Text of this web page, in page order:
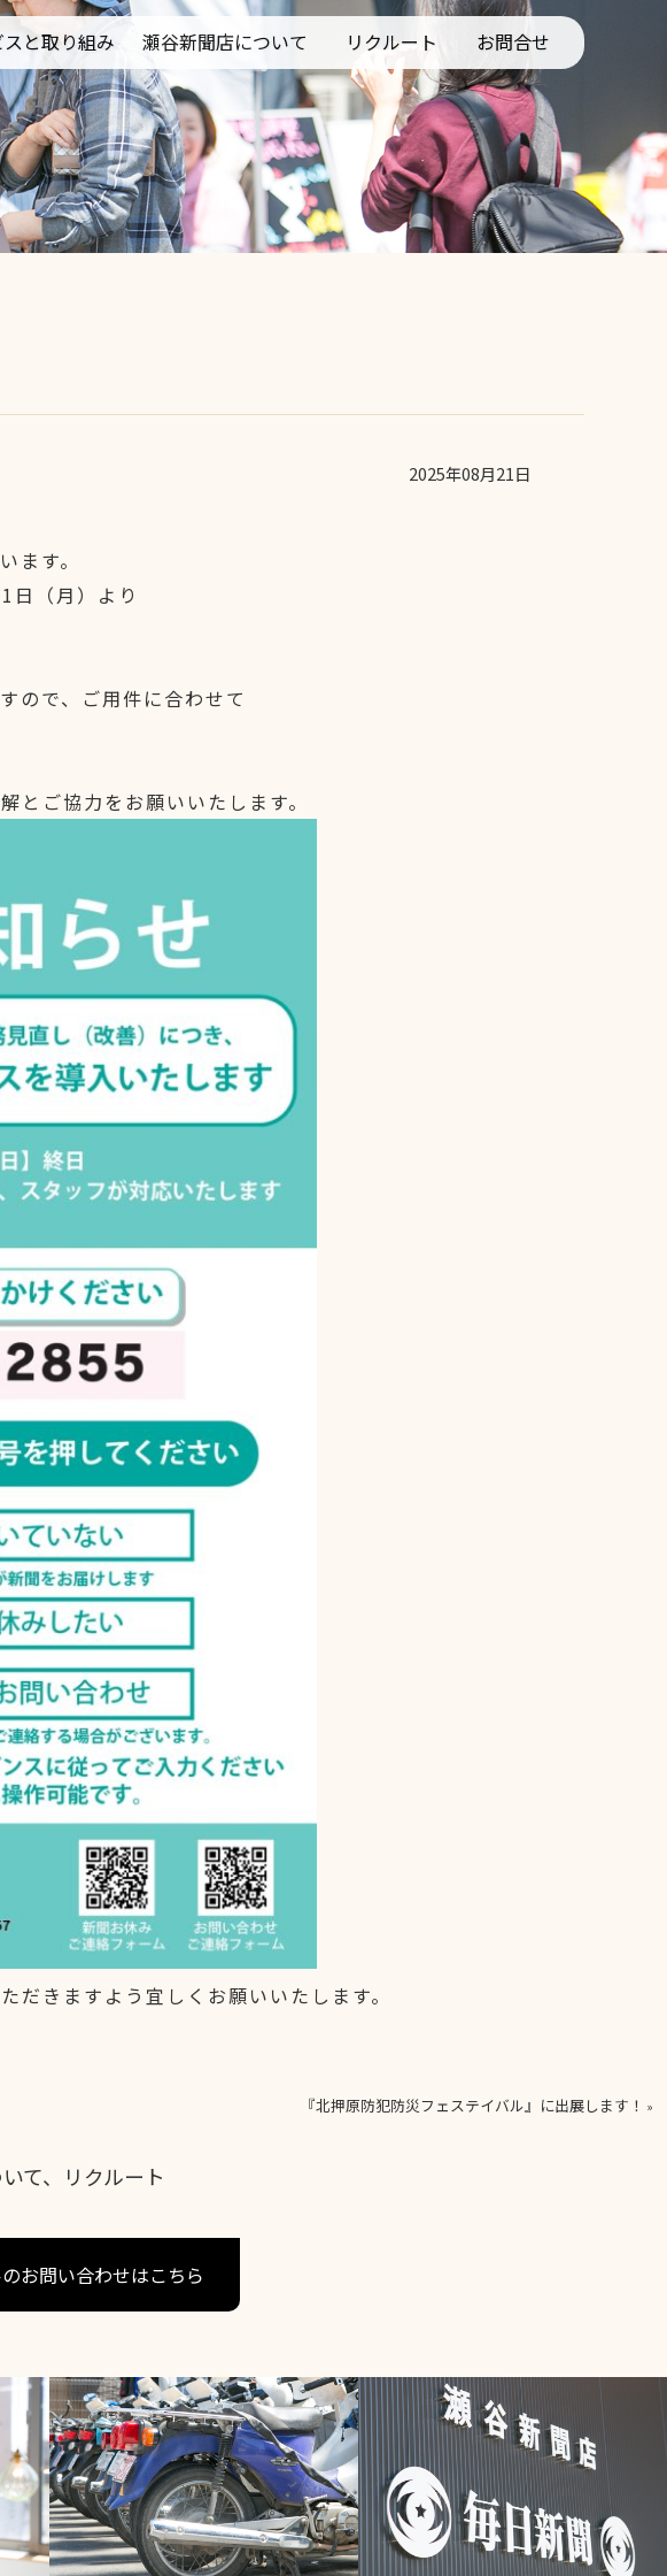
と取り組み
聞
販売
と教育
タルスペース
マル北関東サービス
瀬谷新聞店について リクルート お問合せ
2025年08月21日
ます。
日（月）より
ので、ご用件に合わせて
とご協力をお願いいたします。
だきますよう宜しくお願いいたします。
『北押原防犯防災フェステイバル』に出展します！ »
て、リクルート
お問い合わせはこちら